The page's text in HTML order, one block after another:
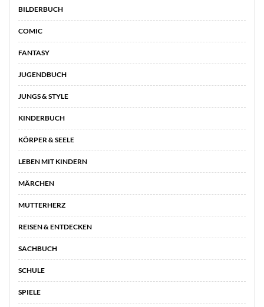
BILDERBUCH
COMIC
FANTASY
JUGENDBUCH
JUNGS & STYLE
KINDERBUCH
KÖRPER & SEELE
LEBEN MIT KINDERN
MÄRCHEN
MUTTERHERZ
REISEN & ENTDECKEN
SACHBUCH
SCHULE
SPIELE